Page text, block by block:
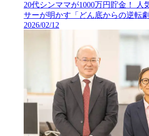
20代シンママが1000万円貯金！ 人
サーが明かす「どん底からの逆転劇
2026/02/12